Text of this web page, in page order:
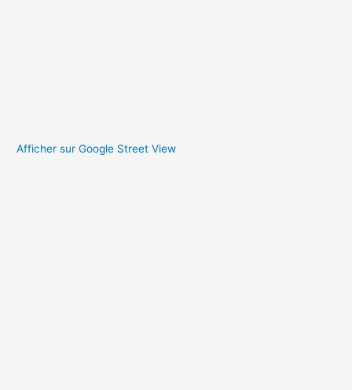
Afficher sur Google Street View